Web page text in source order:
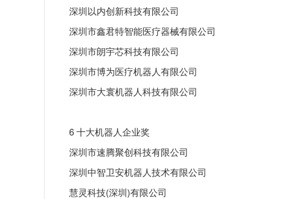
深圳以内创新科技有限公司
深圳市鑫君特智能医疗器械有限公司
深圳市朗宇芯科技有限公司
深圳市博为医疗机器人有限公司
深圳市大寰机器人科技有限公司
6 十大机器人企业奖
深圳市速腾聚创科技有限公司
深圳中智卫安机器人技术有限公司
慧灵科技(深圳)有限公司